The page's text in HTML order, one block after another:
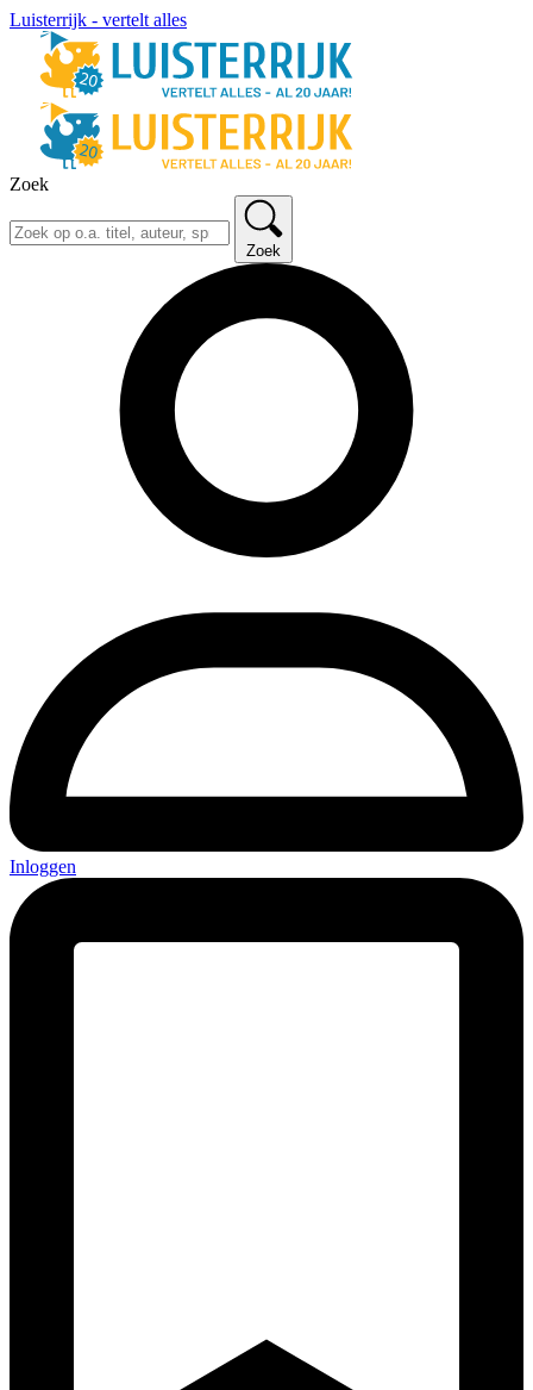
Luisterrijk - vertelt alles
Zoek
Zoek
Inloggen